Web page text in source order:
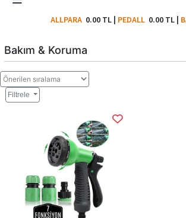
ALLPARA 0.00 TL| PEDALL 0.00 TL|
Bakım & Koruma
Filtrele